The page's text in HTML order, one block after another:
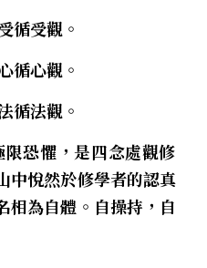
受循受觀。
心循心觀。
法循法觀。
限恐懼，是四念處觀修
中悅然於修學者的認真
相為自體。自操持，自